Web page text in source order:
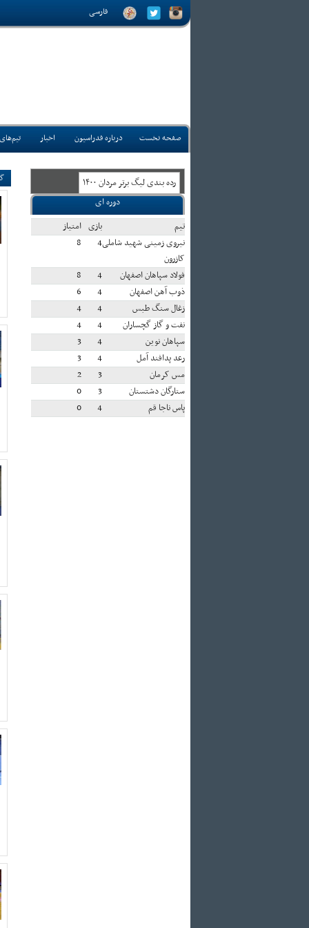
فارسی
صفحه نخست درباره فدراسیون اخبار
رده بندی ليگ برتر مردان ۱۴۰۰
دوره ای
تيم
بازی امتياز
نیروی زمینی شهید شاملی
کازرون
4
8
فولاد سپاهان اصفهان 4
8
ذوب آهن اصفهان
4
6
زغال سنگ طبس
4
4
نفت و گاز گچساران
4
4
سپاهان نوین
4
3
رعد پدافند آمل
4
3
مس کرمان
3
2
ستارگان دشتستان
3
0
پاس ناجا قم
4
0